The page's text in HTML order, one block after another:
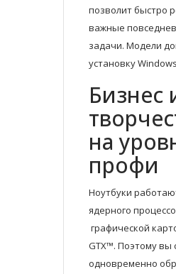
позволит быстро
важные
задачи. Модели
установку
Бизнес
на
профи
Ноутбуки
ядерного
графической
GTX™. Поэтому вы
одновременно